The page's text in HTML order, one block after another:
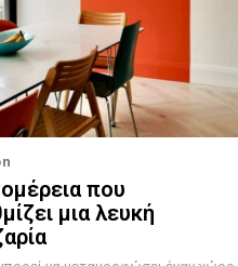
που
μια λευκή